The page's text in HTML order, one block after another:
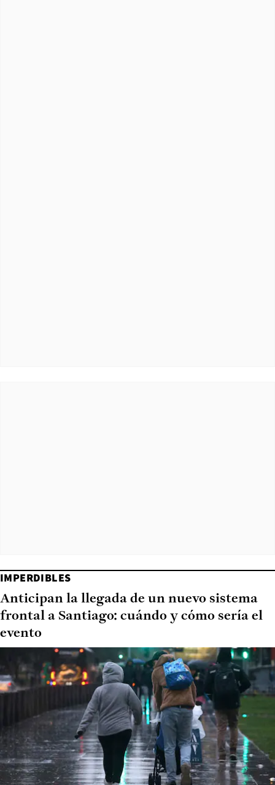
IMPERDIBLES
Anticipan la llegada de un nuevo sistema
frontal a Santiago: cuándo y cómo sería el
evento